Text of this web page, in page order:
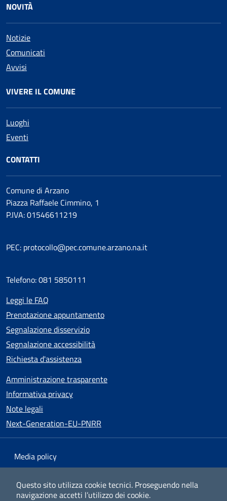
Questo sito utilizza cookie tecnici. Proseguendo nella
navigazione accetti l’utilizzo dei cookie.
NOVITÀ
Notizie
Comunicati
Avvisi
VIVERE IL COMUNE
Luoghi
Eventi
CONTATTI
Comune di Arzano
Piazza Raffaele Cimmino, 1
P.IVA: 01546611219
PEC: protocollo@pec.comune.arzano.na.it
Telefono: 081 5850111
Leggi le FAQ
Prenotazione appuntamento
Segnalazione disservizio
Segnalazione accessibilità
Richiesta d'assistenza
Amministrazione trasparente
Informativa privacy
Note legali
Next-Generation-EU-PNRR
Media policy
Dichiarazione di accessibilità